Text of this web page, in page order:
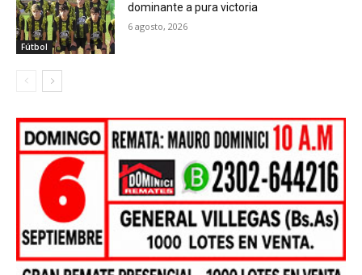
Fútbol
dominante a pura victoria
6 agosto, 2026